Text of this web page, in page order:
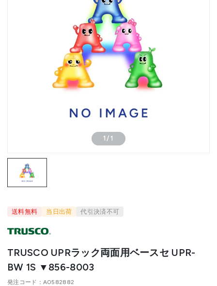
1 / 1
送料無料 当日出荷 代引決済不可
TRUSCO UPRラック両面用ベースセ UPR-
BW 1S ▼856-8003
発注コード A0582882